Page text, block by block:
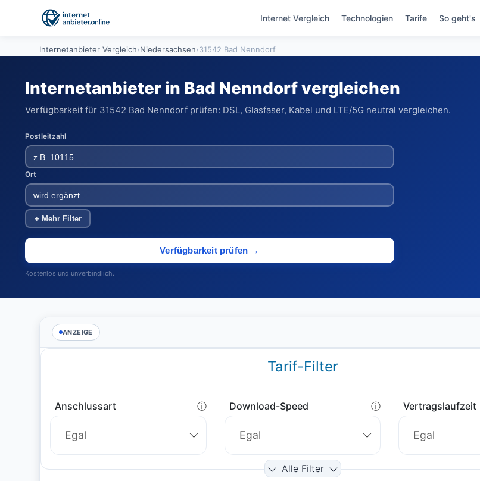
Internet Vergleich Technologien Tarife So geht's
Internetanbieter Vergleich›Niedersachsen›31542 Bad Nenndorf
Internetanbieter in Bad Nenndorf vergleichen
Verfügbarkeit für 31542 Bad Nenndorf prüfen: DSL, Glasfaser, Kabel und LTE/5G neutral vergleichen.
Postleitzahl
Ort
+ Mehr Filter
Verfügbarkeit prüfen →
Kostenlos und unverbindlich.
ANZEIGE